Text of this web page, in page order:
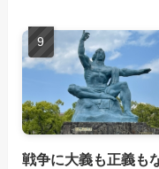
戦争に大義も正義も